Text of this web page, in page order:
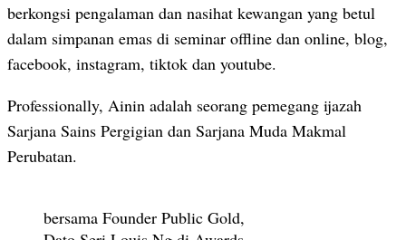
berkongsi pengalaman dan nasihat kewangan yang betul
dalam simpanan emas di seminar offline dan online, blog,
facebook, instagram, tiktok dan youtube.
Professionally, Ainin adalah seorang pemegang ijazah
Sarjana Sains Pergigian dan Sarjana Muda Makmal
Perubatan.
bersama Founder Public Gold,